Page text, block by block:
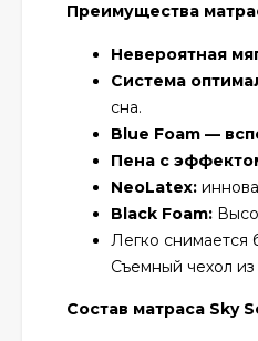
Преимущества
Невероятная
Система
сна.
Blue Foam —
Пена с
NeoLatex:
Black Foam:
Легко снимается
Съемный чехол из
Состав матраса Sky